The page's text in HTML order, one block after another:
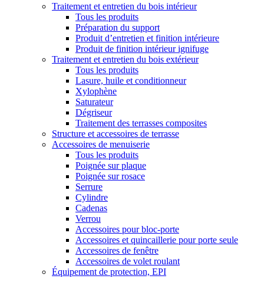
Traitement et entretien du bois intérieur
Tous les produits
Préparation du support
Produit d’entretien et finition intérieure
Produit de finition intérieur ignifuge
Traitement et entretien du bois extérieur
Tous les produits
Lasure, huile et conditionneur
Xylophène
Saturateur
Dégriseur
Traitement des terrasses composites
Structure et accessoires de terrasse
Accessoires de menuiserie
Tous les produits
Poignée sur plaque
Poignée sur rosace
Serrure
Cylindre
Cadenas
Verrou
Accessoires pour bloc-porte
Accessoires et quincaillerie pour porte seule
Accessoires de fenêtre
Accessoires de volet roulant
Équipement de protection, EPI